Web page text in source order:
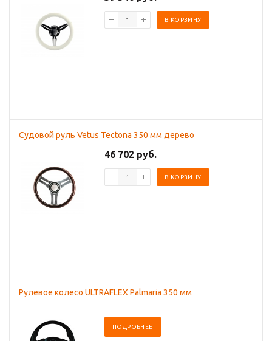
В КОРЗИНУ
Судовой руль Vetus Tectona 350 мм дерево
46 702 руб.
В КОРЗИНУ
Рулевое колесо ULTRAFLEX Palmaria 350 мм
ПОДРОБНЕЕ